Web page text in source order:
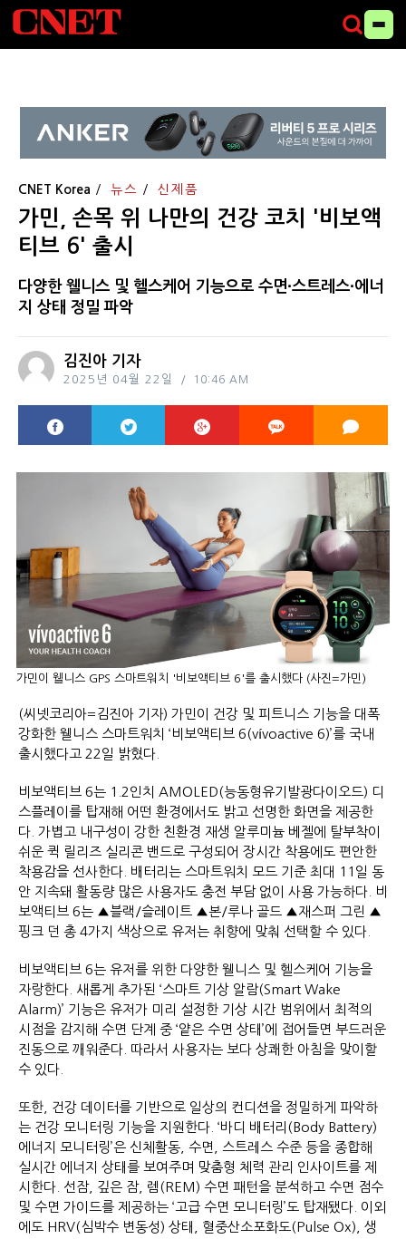
CNET Korea 뉴스 신제품
가민, 손목 위 나만의 건강 코치 '비보액
티브 6' 출시
다양한 웰니스 및 헬스케어 기능으로 수면∙스트레스∙에너
지 상태 정밀 파악
김진아 기자
2025년 04월 22일 10:46 AM
가민이 웰니스 GPS 스마트워치 '비보액티브 6'를 출시했다 (사진=가민)
(씨넷코리아=김진아 기자) 가민이 건강 및 피트니스 기능을 대폭
강화한 웰니스 스마트워치 ‘비보액티브 6(vívoactive 6)’를 국내
출시했다고 22일 밝혔다.
비보액티브 6는 1.2인치 AMOLED(능동형유기발광다이오드) 디
스플레이를 탑재해 어떤 환경에서도 밝고 선명한 화면을 제공한
다. 가볍고 내구성이 강한 친환경 재생 알루미늄 베젤에 탈부착이
쉬운 퀵 릴리즈 실리콘 밴드로 구성되어 장시간 착용에도 편안한
착용감을 선사한다. 배터리는 스마트워치 모드 기준 최대 11일 동
안 지속돼 활동량 많은 사용자도 충전 부담 없이 사용 가능하다. 비
보액티브 6는 ▲블랙/슬레이트 ▲본/루나 골드 ▲재스퍼 그린 ▲
핑크 던 총 4가지 색상으로 유저는 취향에 맞춰 선택할 수 있다.
비보액티브 6는 유저를 위한 다양한 웰니스 및 헬스케어 기능을
자랑한다. 새롭게 추가된 ‘스마트 기상 알람(Smart Wake
Alarm)’ 기능은 유저가 미리 설정한 기상 시간 범위에서 최적의
시점을 감지해 수면 단계 중 ‘얕은 수면 상태’에 접어들면 부드러운
진동으로 깨워준다. 따라서 사용자는 보다 상쾌한 아침을 맞이할
수 있다.
또한, 건강 데이터를 기반으로 일상의 컨디션을 정밀하게 파악하
는 건강 모니터링 기능을 지원한다. ‘바디 배터리(Body Battery)
에너지 모니터링’은 신체활동, 수면, 스트레스 수준 등을 종합해
실시간 에너지 상태를 보여주며 맞춤형 체력 관리 인사이트를 제
시한다. 선잠, 깊은 잠, 렘(REM) 수면 패턴을 분석하고 수면 점수
및 수면 가이드를 제공하는 ‘고급 수면 모니터링’도 탑재됐다. 이외
에도 HRV(심박수 변동성) 상태, 혈중산소포화도(Pulse Ox), 생